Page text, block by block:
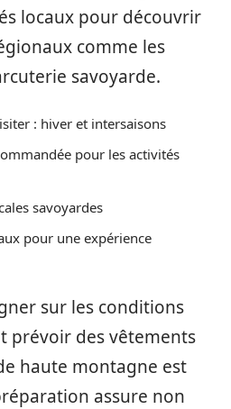
locaux pour découvrir
comme les
savoyarde.
: hiver et intersaisons
pour les activités
savoyardes
pour une expérience
sur les conditions
prévoir des vêtements
haute montagne est
assure non